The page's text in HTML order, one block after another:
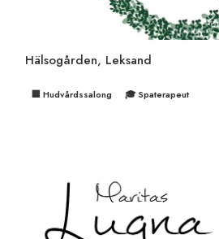
Hälsogården, Leksand
🏢 Hudvårdssalong 🎓 Spaterapeut